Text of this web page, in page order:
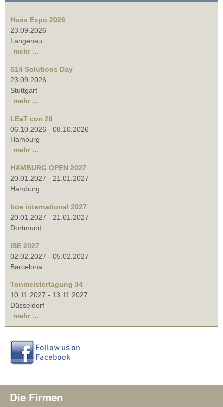
Huss Expo 2026
23.09.2026
Langenau
mehr ...
S14 Solutions Day
23.09.2026
Stuttgart
mehr ...
LEaT con 26
06.10.2026 - 08.10.2026
Hamburg
mehr ...
HAMBURG OPEN 2027
20.01.2027 - 21.01.2027
Hamburg
boe international 2027
20.01.2027 - 21.01.2027
Dortmund
ISE 2027
02.02.2027 - 05.02.2027
Barcelona
Tonmeistertagung 34
10.11.2027 - 13.11.2027
Düsseldorf
mehr ...
Die Firmen